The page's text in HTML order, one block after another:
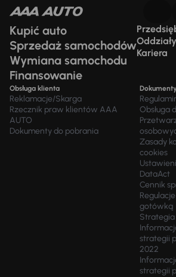
Kupić auto
Sprzedaż samochodów
Wymiana samochodu
Finansowanie
Oddziały
Kariera
Obsługa klienta
Reklamacje/Skarga
Rzecznik praw klientów AAA
AUTO
Dokumenty do pobrania
Obsługa
Zasady
cookies
DataAct
Cennik
gotówką
strategii
2022
strategii